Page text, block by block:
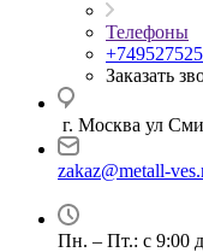
Телефоны
Заказать
г. Москва ул
zakaz@metall-
Пн. – Пт.: с 9:00